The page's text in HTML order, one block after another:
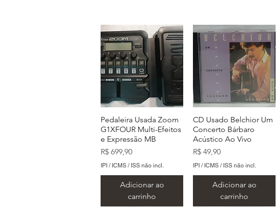
Pedaleira Usada Zoom
G1XFOUR Multi-Efeitos
e Expressão MB
Preço
R$ 699,90
IPI / ICMS / ISS não incl.
Adicionar ao
carrinho
CD Usado Belchior Um
Concerto Bárbaro
Acústico Ao Vivo
Preço
R$ 49,90
IPI / ICMS / ISS não incl.
Adicionar ao
carrinho